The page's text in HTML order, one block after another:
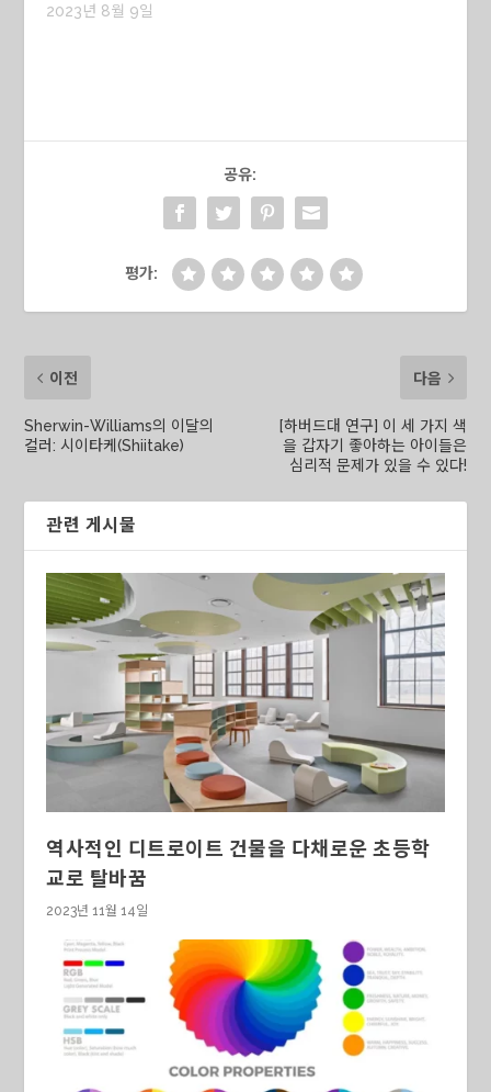
to urban color design
다. 워터프론트 재정비 프
컬러 컨설팅 디자인 에이
전시에 현장 재개발과 고
2023년 8월 9일
공유:
평가:
이전
Sherwin-Williams의 이달의
컬러: 시이타케(Shiitake)
다음
[하버드대 연구] 이 세 가지 색
을 갑자기 좋아하는 아이들은
심리적 문제가 있을 수 있다!
관련 게시물
역사적인 디트로이트 건물을 다채로운 초등학
교로 탈바꿈
2023년 11월 14일